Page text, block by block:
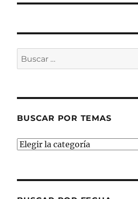
Buscar
por:
BUSCAR POR TEMAS
Buscar